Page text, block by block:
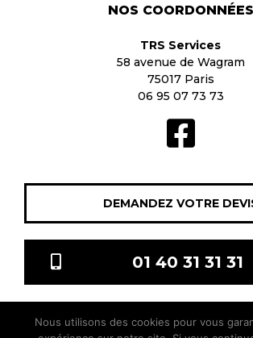
NOS COORDONNÉES
TRS Services
58 avenue de Wagram
75017 Paris
06 95 07 73 73
DEMANDEZ VOTRE
01 40 31 31 31
TRS Services © 2021 Tous droits réservés |
Nous utilisons des cookies pour vous